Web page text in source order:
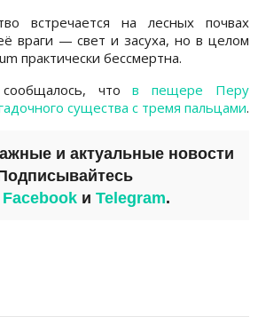
встречается на лесных почвах
враги — свет и засуха, но в целом
практически бессмертна.
чтов пещере Перу
существа с тремя пальцами.
и актуальные новости
Facebook и Telegram.